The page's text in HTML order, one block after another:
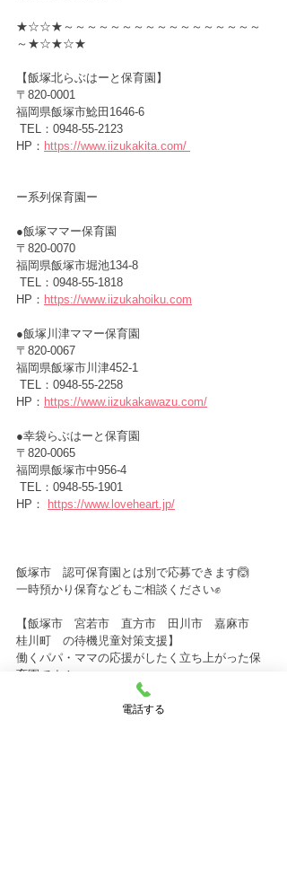
★☆☆★～～～～～～～～～～～～～～～～～
～★☆★☆★
【飯塚北らぶはーと保育園】
〒820-0001
福岡県飯塚市鯰田1646-6
TEL：0948-55-2123
HP： https://www.iizukakita.com/
ー系列保育園ー
●飯塚ママー保育園
〒820-0070
福岡県飯塚市堀池134-8
TEL：0948-55-1818
HP： https://www.iizukahoiku.com
●飯塚川津ママー保育園
〒820-0067
福岡県飯塚市川津452-1
TEL：0948-55-2258
HP： https://www.iizukakawazu.com/
●幸袋らぶはーと保育園
〒820-0065
福岡県飯塚市中956-4
TEL：0948-55-1901
HP：
https://www.loveheart.jp/
飯塚市　認可保育園とは別で応募できます🙆
一時預かり保育などもご相談ください✊
【飯塚市　宮若市　直方市　田川市　嘉麻市
桂川町　の待機児童対策支援】
働くパパ・ママの応援がしたく立ち上がった保
育園です！
現在飯塚市では、仕事が決まっていない方の保
育園の入園が出来ない状態です。
電話する